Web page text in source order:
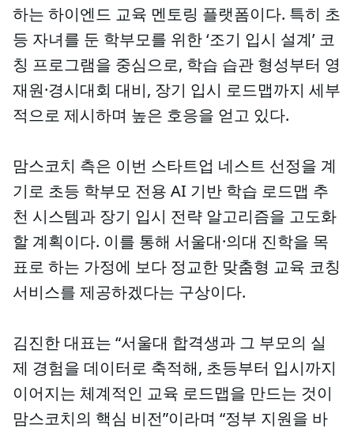
하는 하이엔드 교육 멘토링 플랫폼이다. 특히 초
등 자녀를 둔 학부모를 위한 ‘조기 입시 설계’ 코
칭 프로그램을 중심으로, 학습 습관 형성부터 영
재원·경시대회 대비, 장기 입시 로드맵까지 세부
적으로 제시하며 높은 호응을 얻고 있다.
맘스코치 측은 이번 스타트업 네스트 선정을 계
기로 초등 학부모 전용 AI 기반 학습 로드맵 추
천 시스템과 장기 입시 전략 알고리즘을 고도화
할 계획이다. 이를 통해 서울대·의대 진학을 목
표로 하는 가정에 보다 정교한 맞춤형 교육 코칭
서비스를 제공하겠다는 구상이다.
김진한 대표는 “서울대 합격생과 그 부모의 실
제 경험을 데이터로 축적해, 초등부터 입시까지
이어지는 체계적인 교육 로드맵을 만드는 것이
맘스코치의 핵심 비전”이라며 “정부 지원을 바